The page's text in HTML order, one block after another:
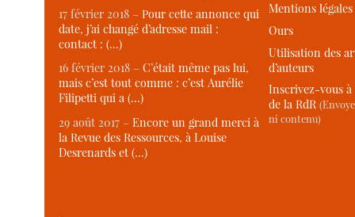
17 février 2018 –Pour cette annonce qui
date, j’ai changé d’adresse mail :
contact : (…)
16 février 2018 –C’était même pas lui,
mais c’est tout comme : c’est Aurélie
Filipetti qui a (…)
29 août 2017 –Encore un grand merci à
la Revue des Ressources, à Louise
Desrenards et (…)
Mentions légales
Ours
Utilisation des
d’auteurs
Inscrivez-vous
de la RdR
ni contenu)